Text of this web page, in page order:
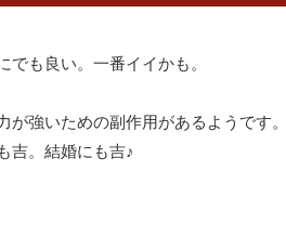
も良い。一番イイかも。
強いための副作用があるようです。
吉。結婚にも吉♪